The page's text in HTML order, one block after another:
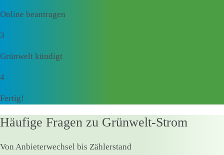
Online beantragen
3
Grünwelt kündigt
4
Fertig!
Häufige Fragen zu Grünwelt-Strom
Von Anbieterwechsel bis Zählerstand